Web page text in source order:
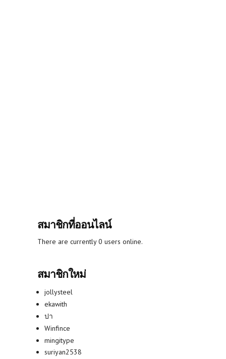
สมาชิกที่ออนไลน์
There are currently 0 users online.
สมาชิกใหม่
jollysteel
ekawith
ปา
Winfince
mingitype
suriyan2538